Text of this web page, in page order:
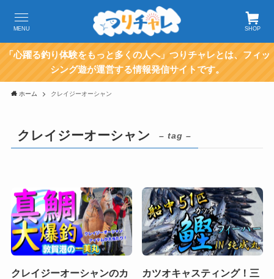
SHOP
MENU
「心躍る釣り体験をもっと多くの人へ」つりチャレとは、フィッ
シング遊が運営する情報発信サイトです。
ホーム クレイジーオーシャン
クレイジーオーシャン – tag –
クレイジーオーシャンのカ
カツオキャスティング！三